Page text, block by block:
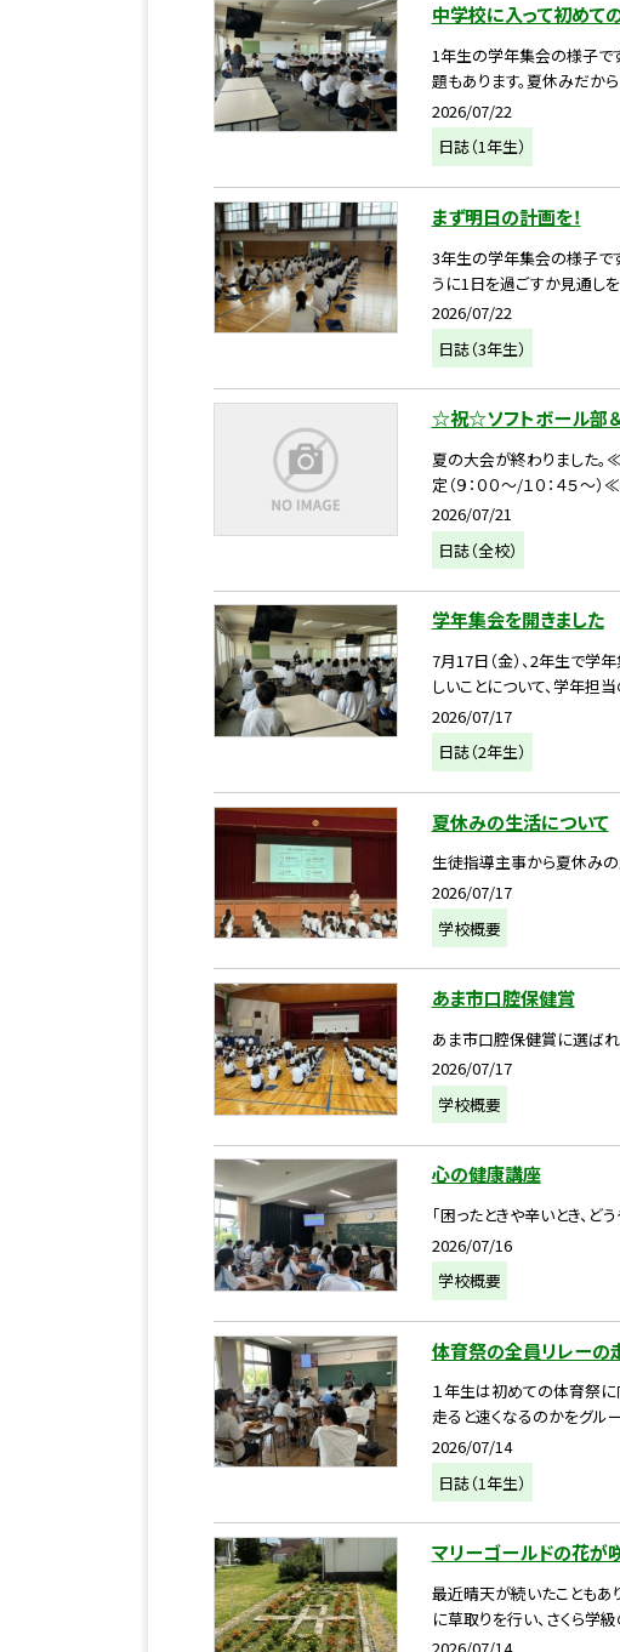
中学校に入って初めて
1年生の学年集会の様子で
題もあります。夏休みだか
2026/07/22
日誌（1年生）
まず明日の計画を！
3年生の学年集会の様子で
うに1日を過ごすか見通し
2026/07/22
日誌（3年生）
☆祝☆ソフトボール部
夏の大会が終わりました。
定（９：００～/１０：４５
2026/07/21
日誌（全校）
学年集会を開きました
7月17日（金）、2年生で学
しいことについて、学年担
2026/07/17
日誌（2年生）
夏休みの生活について
生徒指導主事から夏休み
2026/07/17
学校概要
あま市口腔保健賞
あま市口腔保健賞に選ば
2026/07/17
学校概要
心の健康講座
「困ったときや辛いとき、
2026/07/16
学校概要
体育祭の全員リレーの
１年生は初めての体育祭に
走ると速くなるのかをグル
2026/07/14
日誌（1年生）
マリーゴールドの花が
最近晴天が続いたこともあ
に草取りを行い、さくら学